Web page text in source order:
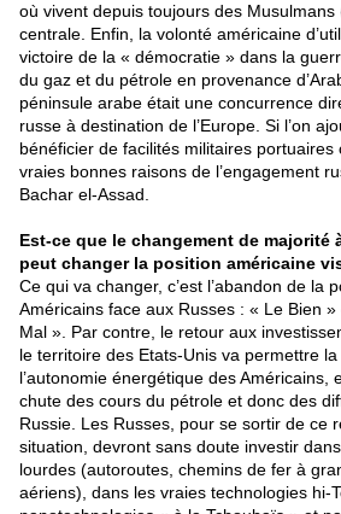
où vivent depuis toujours des Musulmans
centrale. Enfin, la volonté américaine
victoire de la « démocratie » dans la
du gaz et du pétrole en provenance
péninsule arabe était une concurrence
russe à destination de l’Europe. Si l’on
bénéficier de facilités militaires
vraies bonnes raisons de l’engagement
Bachar el-Assad.
Est-ce que le changement de majorité
peut changer la position américaine
Ce qui va changer, c’est l’abandon de la
Américains face aux Russes : « Le Bien »
Mal ». Par contre, le retour aux
le territoire des Etats-Unis va permettre
l’autonomie énergétique des Américains,
chute des cours du pétrole et donc des
Russie. Les Russes, pour se sortir de ce
situation, devront sans doute investir
lourdes (autoroutes, chemins de fer à
aériens), dans les vraies technologies hi-